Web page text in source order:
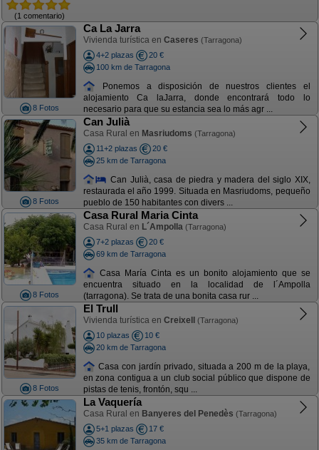
(1 comentario)
8 Fotos
Ca La Jarra
Vivienda turística en Caseres (Tarragona)
4+2 plazas
20 €
100 km de Tarragona
Ponemos a disposición de nuestros clientes el
alojamiento Ca laJarra, donde encontrará todo lo
necesario para que su estancia sea lo más agr ...
8 Fotos
Can Julià
Casa Rural en Masriudoms (Tarragona)
11+2 plazas
20 €
25 km de Tarragona
Can Julià, casa de piedra y madera del siglo XIX,
restaurada el año 1999. Situada en Masriudoms, pequeño
pueblo de 150 habitantes con divers ...
8 Fotos
Casa Rural Maria Cinta
Casa Rural en L´Ampolla (Tarragona)
7+2 plazas
20 €
69 km de Tarragona
Casa María Cinta es un bonito alojamiento que se
encuentra situado en la localidad de l´Ampolla
(tarragona). Se trata de una bonita casa rur ...
8 Fotos
El Trull
Vivienda turística en Creixell
(Tarragona)
10 plazas
10 €
20 km de Tarragona
Casa con jardín privado, situada a 200 m de la playa,
en zona contigua a un club social público que dispone de
pistas de tenis, frontón, squ ...
La Vaquería
Casa Rural en Banyeres del Penedès (Tarragona)
5+1 plazas
17 €
35 km de Tarragona